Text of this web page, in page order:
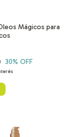
Mágicos para
30% OFF